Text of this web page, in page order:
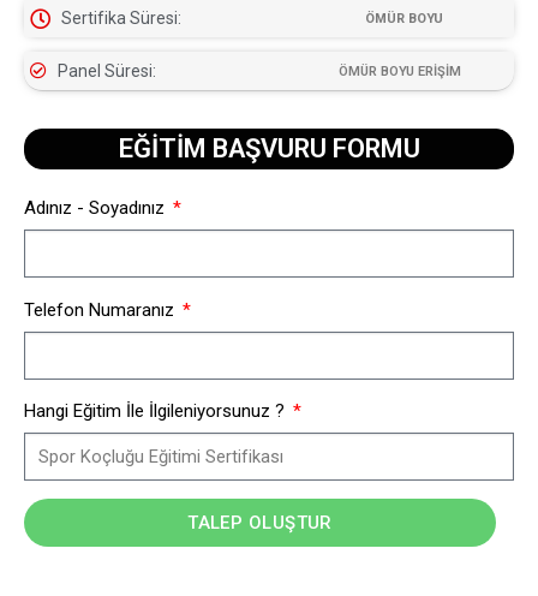
Sertifika Süresi: ÖMÜR BOYU
Panel Süresi: ÖMÜR BOYU ERİŞİM
EĞİTİM BAŞVURU FORMU​
Adınız - Soyadınız
Telefon Numaranız
Hangi Eğitim İle İlgileniyorsunuz ?
TALEP OLUŞTUR